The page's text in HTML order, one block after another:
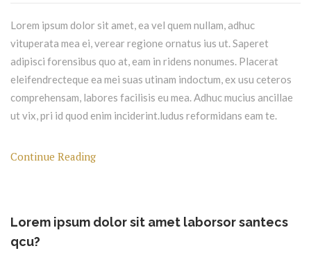
Lorem ipsum dolor sit amet, ea vel quem nullam, adhuc
vituperata mea ei, verear regione ornatus ius ut. Saperet
adipisci forensibus quo at, eam in ridens nonumes. Placerat
eleifendrecteque ea mei suas utinam indoctum, ex usu ceteros
comprehensam, labores facilisis eu mea. Adhuc mucius ancillae
ut vix, pri id quod enim inciderint.ludus reformidans eam te.
Continue Reading
Lorem ipsum dolor sit amet laborsor santecs
qcu?